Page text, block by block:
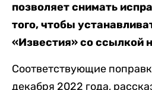
позволяет снимать
того, чтобы
«Известия» со ссылкой
Соответствующие
декабря 2022 года,